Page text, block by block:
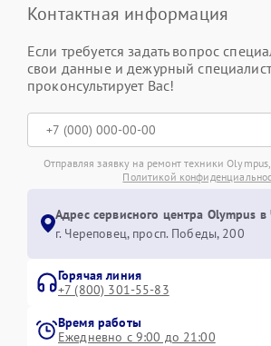
Контактная информация
Если требуется задать вопрос
свои данные и дежурный
проконсультирует Вас!
Отправляя заявку на ремонт техники
Политикой
Адрес сервисного центра Olympus
г. Череповец, просп. Победы, 200
Горячая линия
+7 (800) 301-55-83
Время работы
Ежедневно с 9:00 до 21:00